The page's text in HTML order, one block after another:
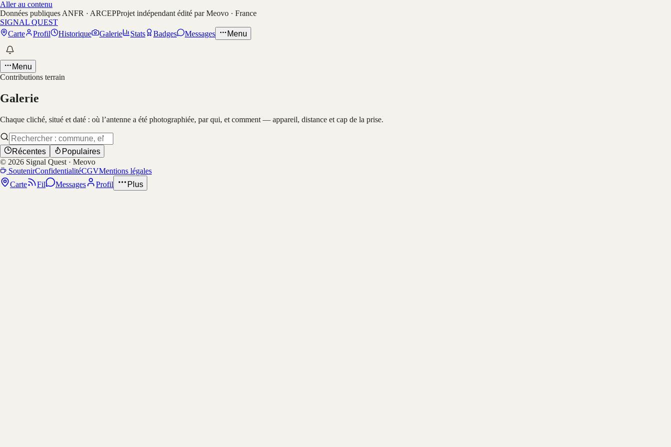
Aller au contenu
Données publiques ANFR · ARCEPProjet indépendant édité par Meovo · France
SIGNAL QUEST
Carte
Profil Historique Galerie Stats Badges Messages Menu
Menu
Contributions terrain
Galerie
Chaque cliché, situé et daté : où l’antenne a été photographiée, par qui, et comment — appareil, distance et cap de la prise.
Récentes
Populaires
© 2026 Signal Quest · Meovo
SoutenirConfidentialitéCGVMentions légales
Carte
Fil Messages Profil Plus